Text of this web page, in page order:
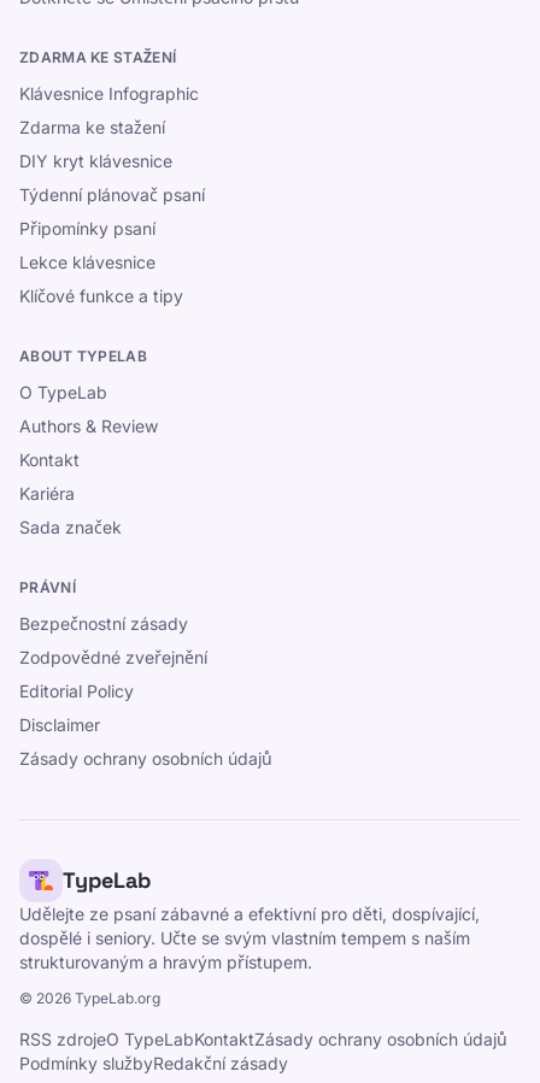
ZDARMA KE STAŽENÍ
Klávesnice Infographic
Zdarma ke stažení
DIY kryt klávesnice
Týdenní plánovač psaní
Připomínky psaní
Lekce klávesnice
Klíčové funkce a tipy
ABOUT TYPELAB
O TypeLab
Authors & Review
Kontakt
Kariéra
Sada značek
PRÁVNÍ
Bezpečnostní zásady
Zodpovědné zveřejnění
Editorial Policy
Disclaimer
Zásady ochrany osobních údajů
TypeLab
Udělejte ze psaní zábavné a efektivní pro děti, dospívající,
dospělé i seniory. Učte se svým vlastním tempem s naším
strukturovaným a hravým přístupem.
© 2026 TypeLab.org
RSS zdrojeO TypeLabKontaktZásady ochrany osobních údajů
Podmínky službyRedakční zásady